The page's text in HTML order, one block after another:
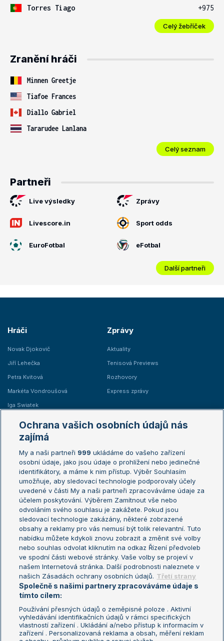
Torres Tiago
+975
Celý žebříček
Zranění hráči
Minnen Greetje
Tiafoe Frances
Diallo Gabriel
Tararudee Lanlana
Celý seznam
Partneři
Live výsledky Zprávy
Livescore.in Sport odds
EuroFotbal eFotbal
Další partneři
Hráči
Novak Djokovič
Jiří Lehečka
Petra Kvitová
Markéta Vondroušová
Iga Swiatek
Zprávy
Aktuality
Tenisová Previews
Rozhovory
Express zprávy
Žebříčky
Žebříček ATP (muži)
Žebříček WTA (ženy)
Sázkařský žebříček
Australian Open
French Open
Wimbledon
US Open
Turnaj mistrů
Turnaj mistryň
Aktualní trendy
Fotbalové přestupy
Livesport Daily
LS Prague Open
Podmínky užití
Nastavení soukromí
GDPR a žurnalistika
Reklama
Ochrana vašich osobních údajů nás
zajímá
My a naši partneři 999 ukládáme do vašeho zařízení
osobní údaje, jako jsou údaje o prohlížení nebo jedinečné
identifikátory, a máme k nim přístup. Výběr Souhlasím
umožňuje, aby sledovací technologie podporovaly účely
uvedené v části My a naši partneři zpracováváme údaje za
účelem poskytování. Výběrem Zamítnout vše nebo
odvoláním svého souhlasu je zakážete. Pokud jsou
sledovací technologie zakázány, některé zobrazené
obsahy a reklamy pro vás nemusí být tolik relevantní. Tuto
nabídku můžete kdykoli znovu zobrazit a změnit své volby
nebo souhlas odvolat kliknutím na odkaz Řízení předvoleb
ve spodní části webové stránky. Vaše volby se projeví v
našem Internetová stránka. Další podrobnosti naleznete v
našich Zásadách ochrany osobních údajů. Třetí strany
Společně s našimi partnery zpracováváme údaje s
tímto cílem:
Používání přesných údajů o zeměpisné poloze . Aktivní
vyhledávání identifikačních údajů v rámci specifických
vlastností zařízení . Ukládání a/nebo přístup k informacím v
zařízení . Personalizovaná reklama a obsah, měření reklam